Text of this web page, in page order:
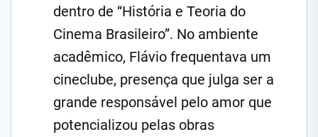
dentro de “História e Teoria do
Cinema Brasileiro”. No ambiente
acadêmico, Flávio frequentava um
cineclube, presença que julga ser a
grande responsável pelo amor que
potencializou pelas obras